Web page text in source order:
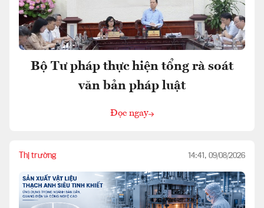
Bộ Tư pháp thực hiện tổng rà soát
văn bản pháp luật
Đọc ngay
Thị trường 14:41, 09/08/2026